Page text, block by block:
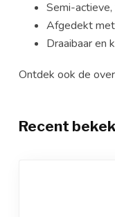
Semi-
Afgedekt
Draaibaar en
Ontdek ook de
Recent